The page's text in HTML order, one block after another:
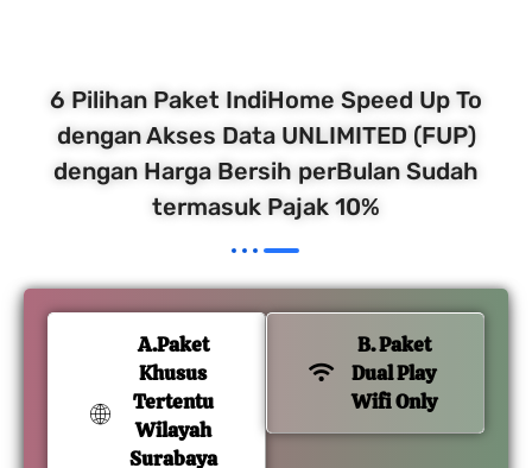
6 Pilihan Paket IndiHome Speed Up To
dengan Akses Data UNLIMITED (FUP)
dengan Harga Bersih perBulan Sudah
termasuk Pajak 10%
A.Paket
Khusus
Tertentu
Wilayah
Surabaya
B. Paket
Dual Play
Wifi Only